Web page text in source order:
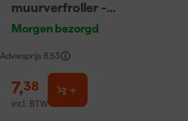
muurverfroller -
18cm
Morgen bezorgd
Adviesprijs 8,53
7,38
incl. BTW